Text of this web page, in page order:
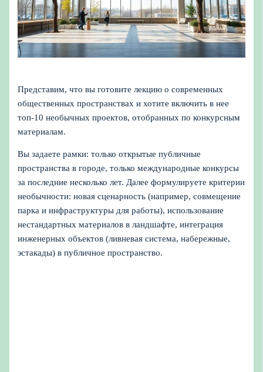
Представим, что вы готовите лекцию о современных
общественных пространствах и хотите включить в нее
топ-10 необычных проектов, отобранных по конкурсным
материалам.
Вы задаете рамки: только открытые публичные
пространства в городе, только международные конкурсы
за последние несколько лет. Далее формулируете критерии
необычности: новая сценарность (например, совмещение
парка и инфраструктуры для работы), использование
нестандартных материалов в ландшафте, интеграция
инженерных объектов (ливневая система, набережные,
эстакады) в публичное пространство.